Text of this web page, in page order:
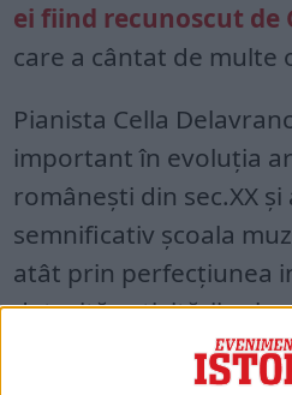
ei fiind recunoscut de
care a cântat de multe
Pianista Cella
important în evoluţia
româneşti din sec.XX
semnificativ şcoala
atât prin perfecţiunea
datorită activităţii sale